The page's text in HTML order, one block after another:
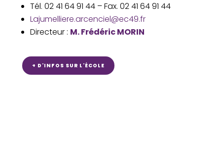
Tél. 02 41 64 91 44 – Fax. 02 41 64 91 44
Lajumelliere.arcenciel@ec49.fr
Directeur : M. Frédéric MORIN
+ D'INFOS SUR L'ÉCOLE